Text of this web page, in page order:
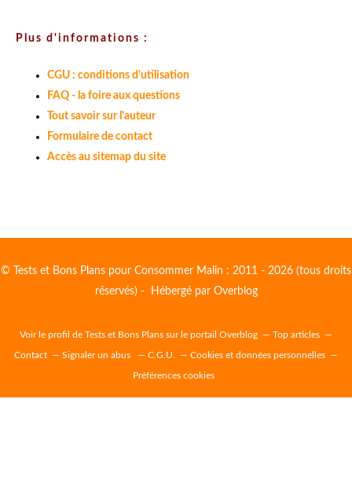
Plus d'informations :
CGU : conditions d'utilisation
FAQ - la foire aux questions
Tout savoir sur l'auteur
Formulaire de contact
Accès au sitemap du site
© Tests et Bons Plans pour Consommer Malin : 2011 - 2026 (tous droits
réservés) - Hébergé par Overblog
Voir le profil de Tests et Bons Plans sur le portail Overblog Top articles
Contact Signaler un abus C.G.U. Cookies et données personnelles
Préférences cookies